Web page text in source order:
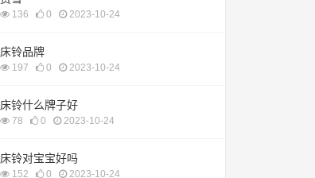
136 0 2023-10-24
床铃品牌
197 0 2023-10-24
床铃什么牌子好
78 0 2023-10-24
床铃对宝宝好吗
152 0 2023-10-24